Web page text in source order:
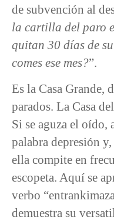
de subvención al
la cartilla del paro
quitan 30 días de
comes ese mes?”.
Es la Casa Grande,
parados. La Casa
Si se aguza el oído,
palabra depresión
ella compite en
escopeta. Aquí se
verbo
demuestra su